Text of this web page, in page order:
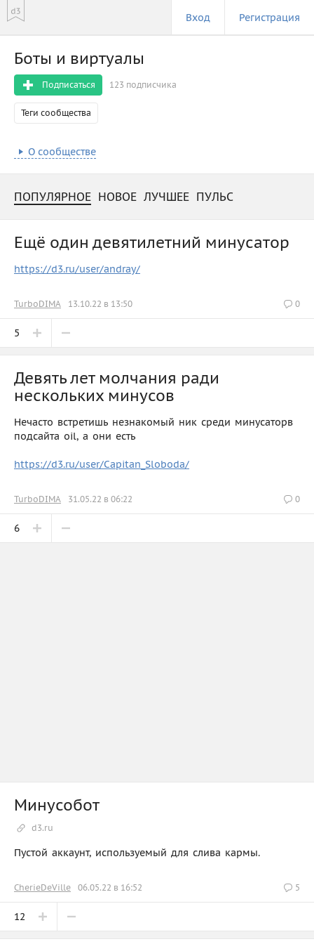
Вход Регистрация
Боты и виртуалы
Подписаться 123 подписчика
Теги сообщества
О сообществе
ПОПУЛЯРНОЕ НОВОЕ ЛУЧШЕЕ ПУЛЬС
Ещё один девятилетний минусатор
https://d3.ru/user/andray/
TurboDIMA 13.10.22 в 13:50 0
5
Девять лет молчания ради
нескольких минусов
Нечасто встретишь незнакомый ник среди минусаторв
подсайта oil, а они есть
https://d3.ru/user/Capitan_Sloboda/
TurboDIMA 31.05.22 в 06:22 0
6
Минусобот
d3.ru
Пустой аккаунт, используемый для слива кармы.
CherieDeVille 06.05.22 в 16:52 5
12